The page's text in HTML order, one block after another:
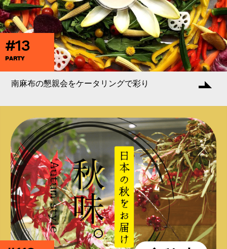
#13
PARTY
南麻布の懇親会をケータリングで彩り